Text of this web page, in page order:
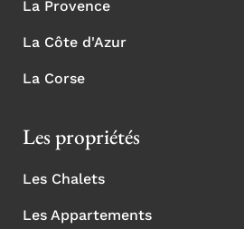
La Provence
La Côte d'Azur
La Corse
Les propriétés
Les Chalets
Les Appartements